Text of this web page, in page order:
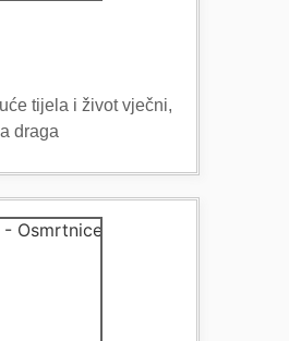
tijela i život vječni,
draga